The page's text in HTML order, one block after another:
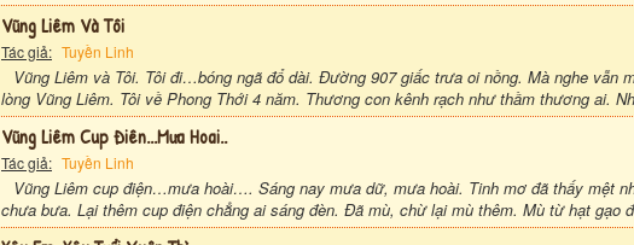
Vũng Liêm Và Tôi
Tác giả: Tuyền Linh
Vũng Liêm và Tôi. Tôi đi…bóng ngã đổ dài. Đường 907 giấc trưa oi nồng. Mà nghe vẫn
lòng Vũng Liêm. Tôi về Phong Thới 4 năm. Thương con kênh rạch như thầm thương ai.
Vũng Liêm Cup Điên...mưa Hoai..
Tác giả: Tuyền Linh
Vũng Liêm cup điện…mưa hoài…. Sáng nay mưa dữ, mưa hoài. Tinh mơ đã thấy mệt
chưa bưa. Lại thêm cup điện chẳng ai sáng đèn. Đã mù, chừ lại mù thêm. Mù từ hạt gạo